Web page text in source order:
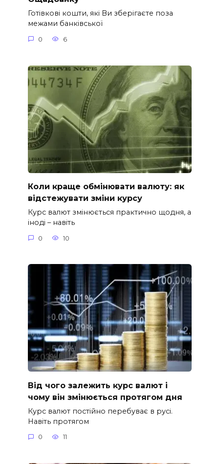
Готівкові кошти, які Ви зберігаєте поза
межами банківської
0 6
Коли краще обмінювати валюту: як
відстежувати зміни курсу
Курс валют змінюється практично щодня, а
іноді – навіть
0 10
Від чого залежить курс валют і
чому він змінюється протягом дня
Курс валют постійно перебуває в русі.
Навіть протягом
0 11